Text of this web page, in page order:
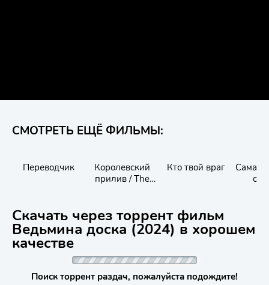
СМОТРЕТЬ ЕЩЁ ФИЛЬМЫ:
Переводчик
Королевский
прилив / The
Кто твой враг
Самая
Скачать через торрент фильм
Ведьмина доска (2024) в хорошем
качестве
Поиск торрент раздач, пожалуйста подождите!